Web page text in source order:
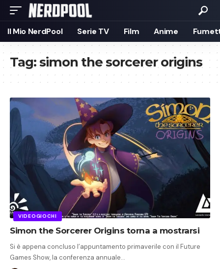
Il Mio NerdPool Serie TV Film Anime
Tag:simon the sorcerer origins
VIDEOGIOCHI
Simon the Sorcerer Origins torna a mostrarsi
Si è appena concluso l’appuntamento primaverile con il Future
Games Show, la conferenza annuale…